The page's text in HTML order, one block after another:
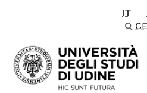
Passa al contenuto
IT